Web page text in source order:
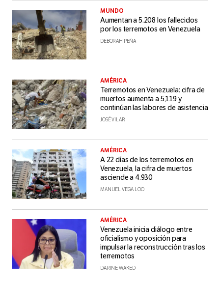
MUNDO
Aumentan a 5.208 los fallecidos
por los terremotos en Venezuela
DEBORAH PEÑA
AMÉRICA
Terremotos en Venezuela: cifra de
muertos aumenta a 5,119 y
continúan las labores de asistencia
JOSÉ VILAR
AMÉRICA
A 22 días de los terremotos en
Venezuela, la cifra de muertos
asciende a 4.930
MANUEL VEGA LOO
AMÉRICA
Venezuela inicia diálogo entre
oficialismo y oposición para
impulsar la reconstrucción tras los
terremotos
DARINE WAKED